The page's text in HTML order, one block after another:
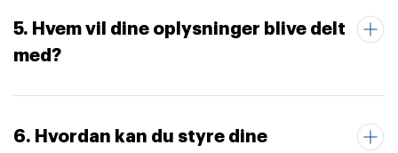
5. Hvem vil dine oplysninger blive delt
med?
6. Hvordan kan du styre dine